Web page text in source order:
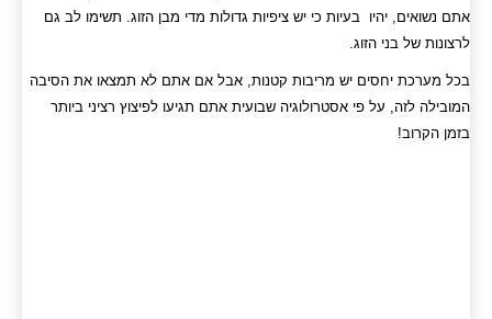
אתם נשואים, יהיו בעיות כי יש ציפיות גדולות מדי מבן הזוג. תשימו לב גם
לרצונות של בני הזוג.
בכל מערכת יחסים יש מריבות קטנות, אבל אם אתם לא תמצאו את הסיבה
המובילה לזה, על פי אסטרולוגיה שבועית אתם תגיעו לפיצוץ רציני ביותר
בזמן הקרוב!